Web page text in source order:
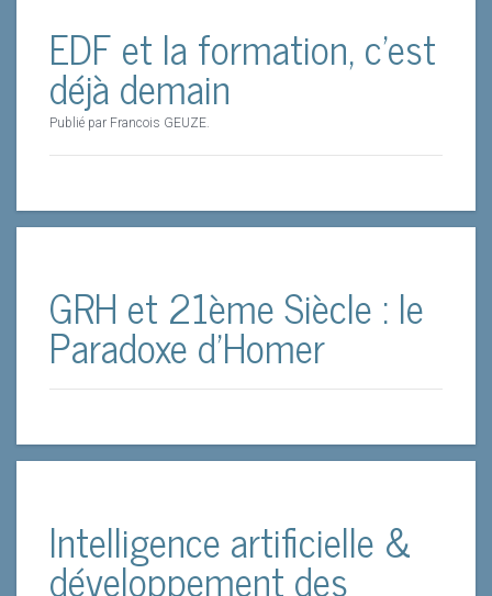
EDF et la formation, c'est
déjà demain
Publié par Francois GEUZE.
GRH et 21ème Siècle : le
Paradoxe d’Homer
Intelligence artificielle &
développement des